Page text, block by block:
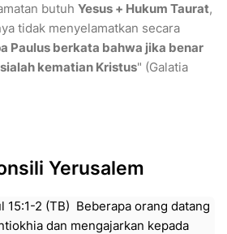
butuh Yesus + Hukum Taurat,
tidak menyelamatkan secara
Paulus berkata bahwa jika benar
kematian Kristus" (Galatia
Yerusalem
15:1-2 (TB) Beberapa orang datang
dan mengajarkan kepada